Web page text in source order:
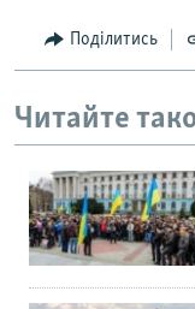
Поділитись
Читайте